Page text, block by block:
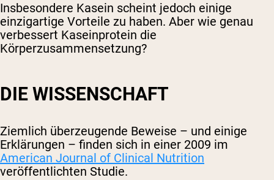
Insbesondere Kasein scheint jedoch einige
einzigartige Vorteile zu haben. Aber wie genau
verbessert Kaseinprotein die
Körperzusammensetzung?
DIE WISSENSCHAFT
Ziemlich überzeugende Beweise – und einige
Erklärungen – finden sich in einer 2009 im
American Journal of Clinical Nutrition
veröffentlichten Studie.